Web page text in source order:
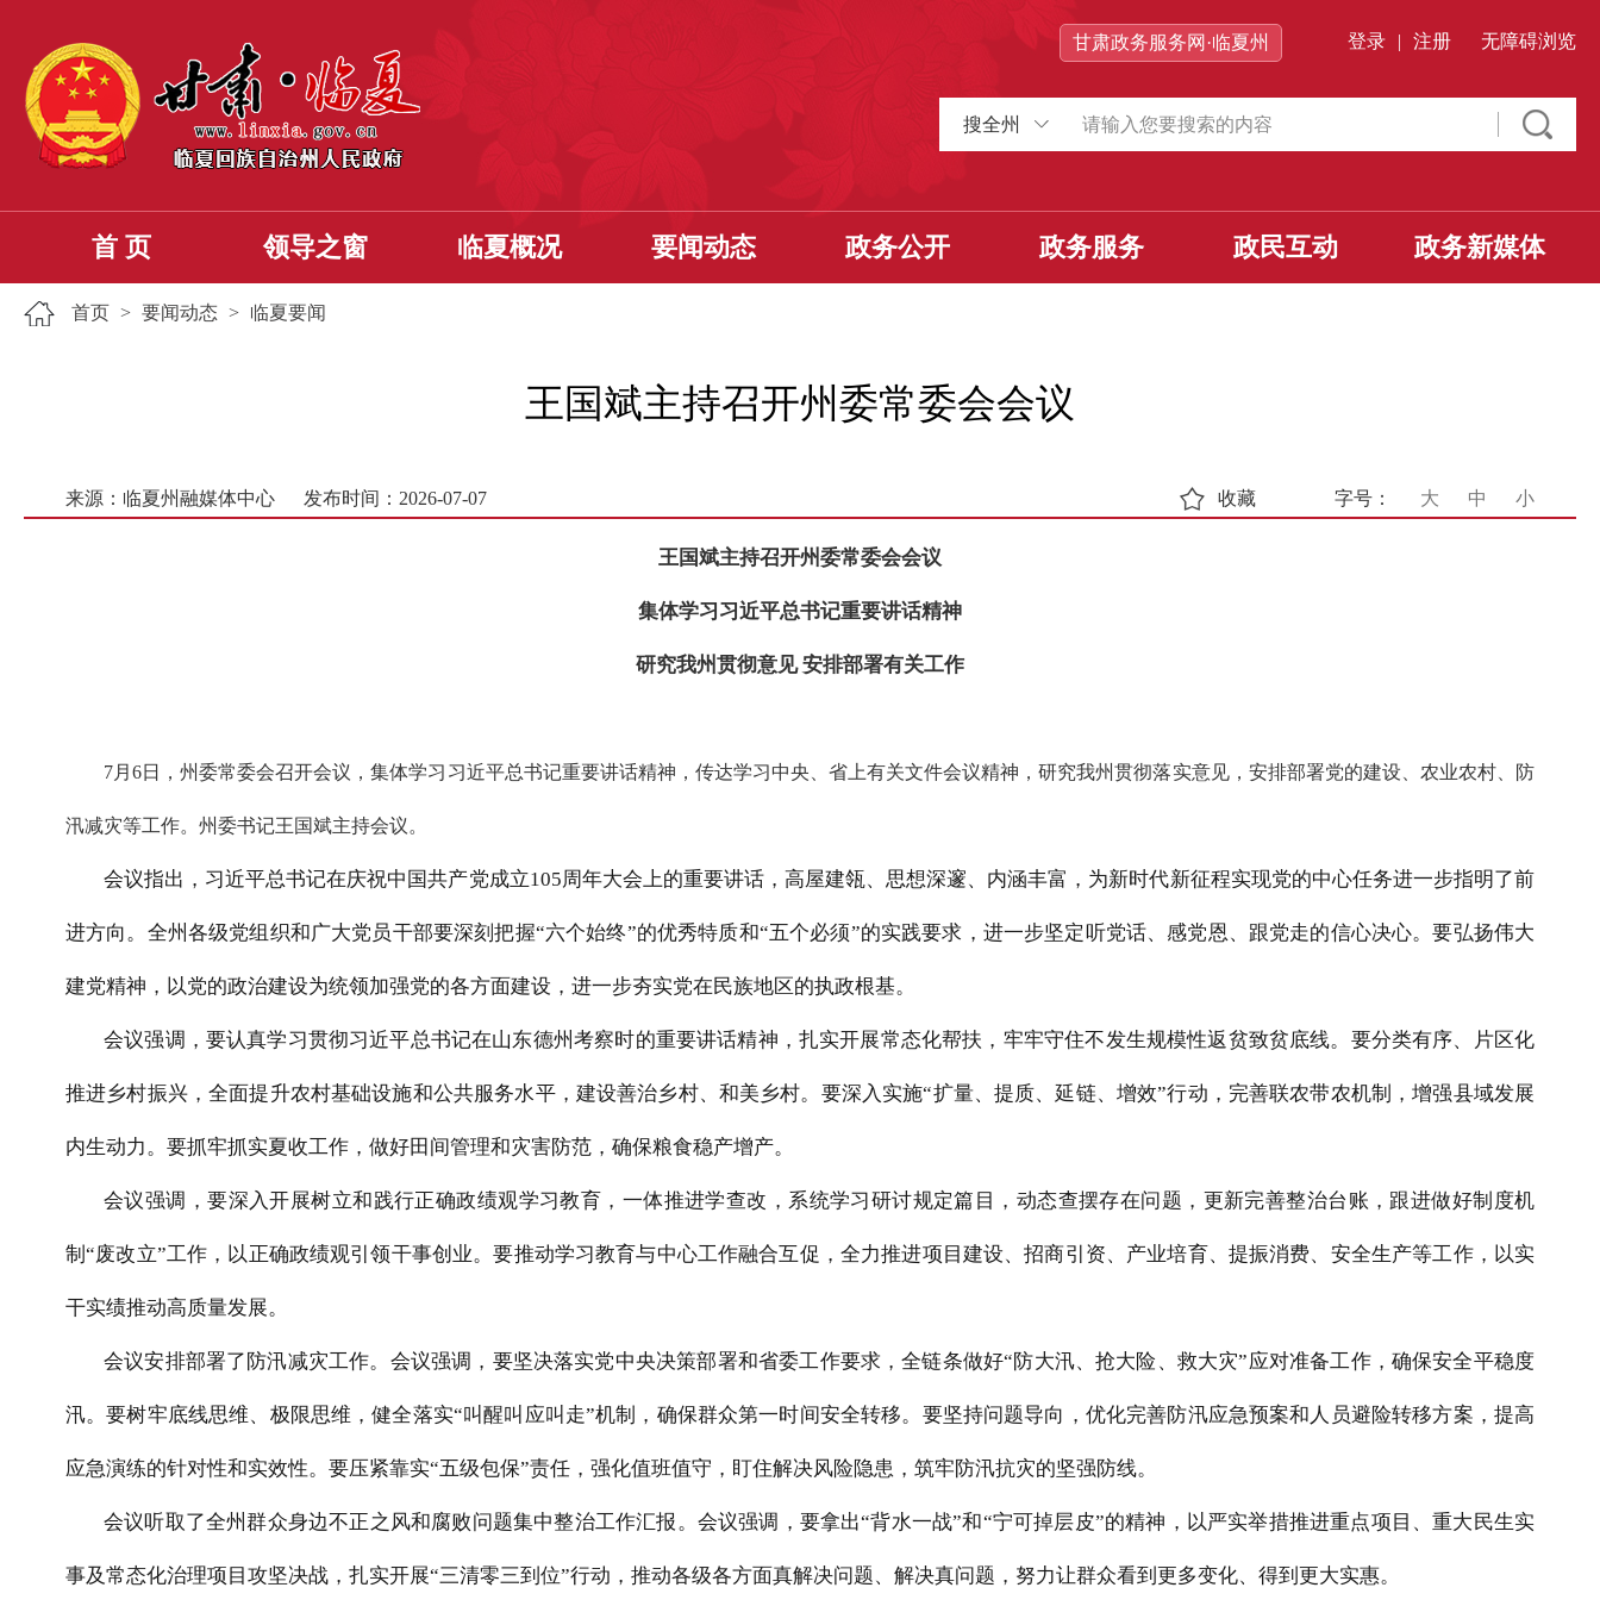
甘肃政务服务网·临夏州 登录 | 注册 无障碍浏览
搜全州
首 页 领导之窗 临夏概况 要闻动态 政务公开 政务服务 政民互动 政务新媒体
首页 > 要闻动态 > 临夏要闻
王国斌主持召开州委常委会会议
来源：临夏州融媒体中心 发布时间：2026-07-07 字号： 大 中 小
收藏
王国斌主持召开州委常委会会议
集体学习习近平总书记重要讲话精神
研究我州贯彻意见 安排部署有关工作
7月6日，州委常委会召开会议，集体学习习近平总书记重要讲话精神，传达学习中央、省上有关文件会议精神，研究我州贯彻落实意见，安排部署党的建设、农业农村、防
汛减灾等工作。州委书记王国斌主持会议。
会议指出，习近平总书记在庆祝中国共产党成立105周年大会上的重要讲话，高屋建瓴、思想深邃、内涵丰富，为新时代新征程实现党的中心任务进一步指明了前
进方向。全州各级党组织和广大党员干部要深刻把握“六个始终”的优秀特质和“五个必须”的实践要求，进一步坚定听党话、感党恩、跟党走的信心决心。要弘扬伟大
建党精神，以党的政治建设为统领加强党的各方面建设，进一步夯实党在民族地区的执政根基。
会议强调，要认真学习贯彻习近平总书记在山东德州考察时的重要讲话精神，扎实开展常态化帮扶，牢牢守住不发生规模性返贫致贫底线。要分类有序、片区化
推进乡村振兴，全面提升农村基础设施和公共服务水平，建设善治乡村、和美乡村。要深入实施“扩量、提质、延链、增效”行动，完善联农带农机制，增强县域发展
内生动力。要抓牢抓实夏收工作，做好田间管理和灾害防范，确保粮食稳产增产。
会议强调，要深入开展树立和践行正确政绩观学习教育，一体推进学查改，系统学习研讨规定篇目，动态查摆存在问题，更新完善整治台账，跟进做好制度机
制“废改立”工作，以正确政绩观引领干事创业。要推动学习教育与中心工作融合互促，全力推进项目建设、招商引资、产业培育、提振消费、安全生产等工作，以实
干实绩推动高质量发展。
会议安排部署了防汛减灾工作。会议强调，要坚决落实党中央决策部署和省委工作要求，全链条做好“防大汛、抢大险、救大灾”应对准备工作，确保安全平稳度
汛。要树牢底线思维、极限思维，健全落实“叫醒叫应叫走”机制，确保群众第一时间安全转移。要坚持问题导向，优化完善防汛应急预案和人员避险转移方案，提高
应急演练的针对性和实效性。要压紧靠实“五级包保”责任，强化值班值守，盯住解决风险隐患，筑牢防汛抗灾的坚强防线。
会议听取了全州群众身边不正之风和腐败问题集中整治工作汇报。会议强调，要拿出“背水一战”和“宁可掉层皮”的精神，以严实举措推进重点项目、重大民生实
事及常态化治理项目攻坚决战，扎实开展“三清零三到位”行动，推动各级各方面真解决问题、解决真问题，努力让群众看到更多变化、得到更大实惠。